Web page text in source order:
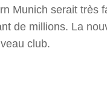
Munich serait très
de millions. La
club.